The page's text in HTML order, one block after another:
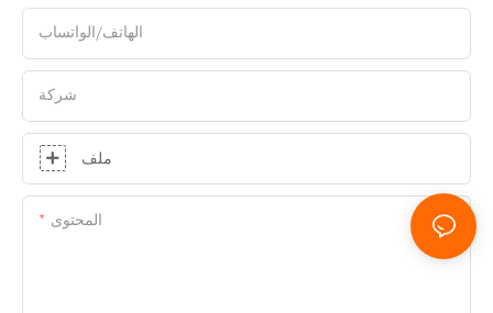
الهاتف/الواتساب
شركة
ملف
المحتوى